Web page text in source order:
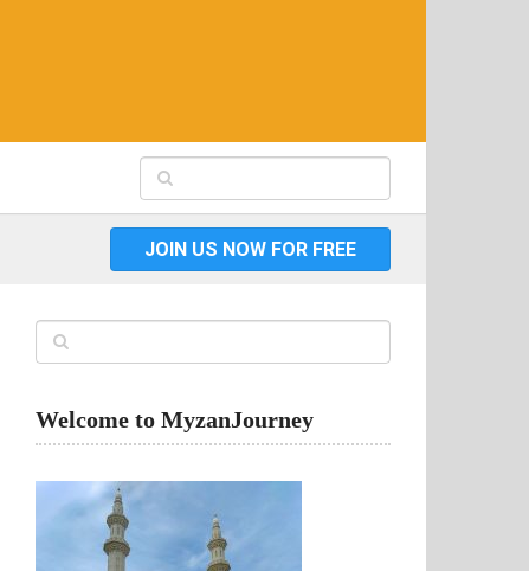
JOIN US NOW FOR FREE
Welcome to MyzanJourney